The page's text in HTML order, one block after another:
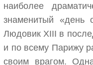
наиболее
знаменитый «день
Людовик ХIII в
и по всему Парижу
своим врагом.